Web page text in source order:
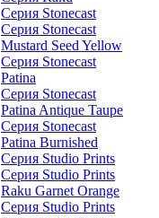
Серия Stonecast
Серия Stonecast
Mustard Seed Yellow
Серия Stonecast
Patina
Серия Stonecast
Patina Antique Taupe
Серия Stonecast
Patina Burnished
Серия Studio Prints
Серия Studio Prints
Raku Garnet Orange
Серия Studio Prints